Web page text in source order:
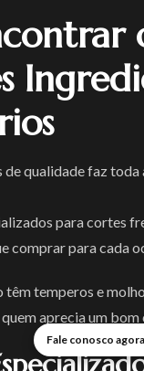
qualidade faz toda
para cortes
comprar para cada
têm temperos e
aprecia um bom
Fale conosco agora